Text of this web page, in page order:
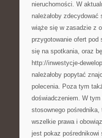
nieruchomości. W
należałoby
wiąże się w zasadzie z
przygotowanie ofert pod
się na spotkania, oraz
http://inwestycje-
należałoby popytać
polecenia. Poza tym
doświadczeniem. W
stosownego
wszelkie prawa i
jest pokaz pośrednikowi